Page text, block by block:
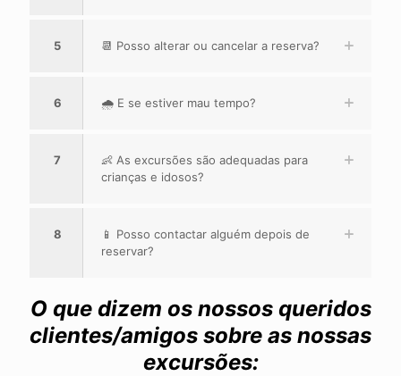
5 📆 Posso alterar ou cancelar a reserva?
6 🌧️ E se estiver mau tempo?
7
👶 As excursões são adequadas para
crianças e idosos?
8
📱 Posso contactar alguém depois de
reservar?
O que dizem os nossos queridos
clientes/amigos sobre as nossas
excursões: